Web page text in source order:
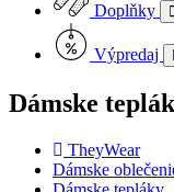
Doplňky
Výpredaj
Dámske
TheyWear
Dámske